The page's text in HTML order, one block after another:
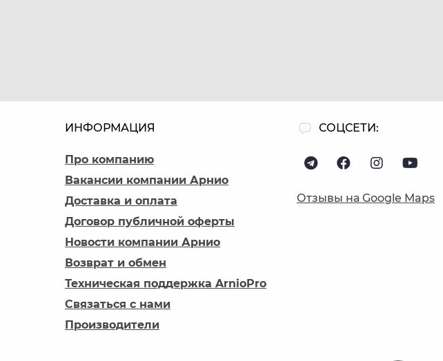
ИНФОРМАЦИЯ
Про компанию
Вакансии компании Арнио
Доставка и оплата
Договор публичной оферты
Новости компании Арнио
Возврат и обмен
Техническая поддержка ArnioPro
Связаться с нами
Производители
СОЦСЕТИ:
Отзывы на Google Maps